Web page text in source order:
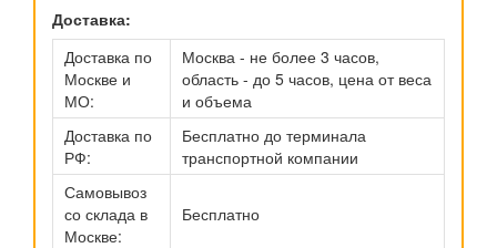
Доставка:
Доставка по
Москве и
МО:
Москва - не более 3 часов,
область - до 5 часов, цена от веса
и объема
Доставка по
РФ:
Бесплатно до терминала
транспортной компании
Самовывоз
со склада в
Москве:
Бесплатно